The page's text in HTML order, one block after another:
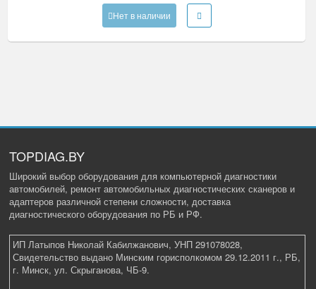
Нет в наличии
TOPDIAG.BY
Широкий выбор оборудования для компьютерной диагностики
автомобилей, ремонт автомобильных диагностических сканеров и
адаптеров различной степени сложности, доставка
диагностического оборудования по РБ и РФ.
ИП Латыпов Николай Кабилжанович, УНП 291078028,
Свидетельство выдано Минским горисполкомом 29.12.2011 г., РБ,
г. Минск, ул. Скрыганова, ЧБ-9.